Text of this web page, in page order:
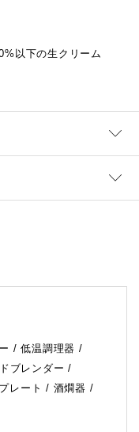
以下の生クリーム
低温調理器
ブレンダー
レート
酒燗器